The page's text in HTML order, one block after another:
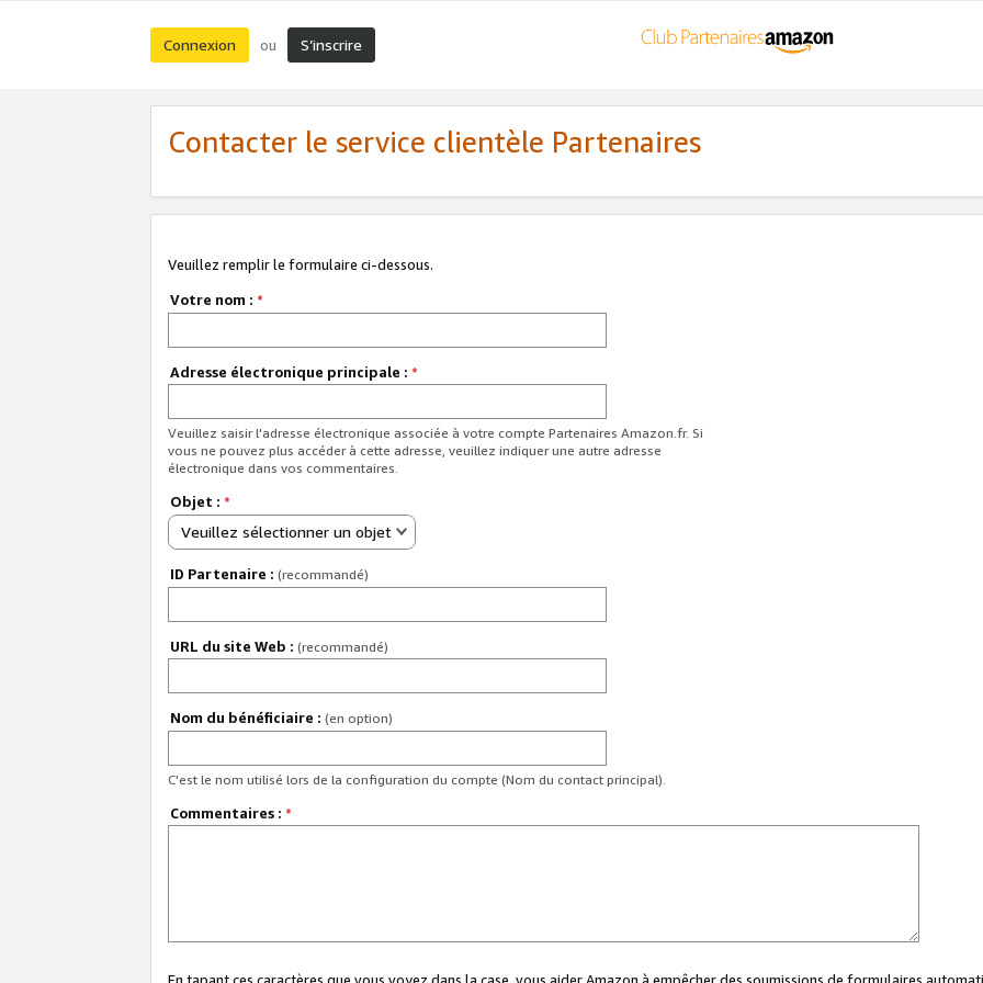
Connexion ou S’inscrire
Contacter le service clientèle Partenaires
Veuillez remplir le formulaire ci-dessous.
Votre nom : *
Adresse électronique principale : *
Veuillez saisir l'adresse électronique associée à votre compte Partenaires Amazon.fr. Si
vous ne pouvez plus accéder à cette adresse, veuillez indiquer une autre adresse
électronique dans vos commentaires.
Objet : *
Veuillez sélectionner un objet
ID Partenaire : (recommandé)
URL du site Web : (recommandé)
Nom du bénéficiaire : (en option)
C'est le nom utilisé lors de la configuration du compte (Nom du contact principal).
Commentaires : *